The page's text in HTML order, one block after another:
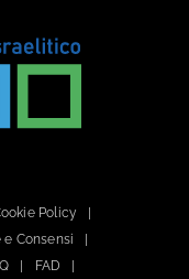
Policy
e Consensi
FAD